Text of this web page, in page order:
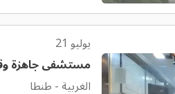
يوليو 21
مستشفى جاهزة
الغربية - طنطا